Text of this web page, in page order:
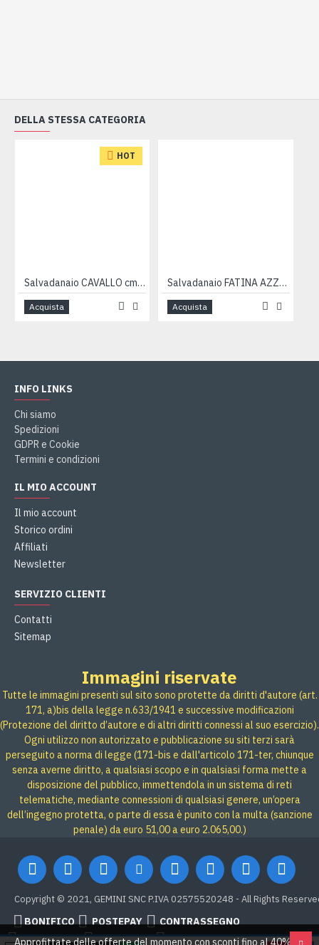
DELLA STESSA CATEGORIA
HOT
Salvadanaio CAVALLO cm 17
Acquista
Salvadanaio FATINA AZZURRA 13cm
Acquista
INFO LINKS
Chi siamo
Spedizioni
GDPR e Cookie
Termini e condizioni
IL MIO ACCOUNT
Il mio account
Storico ordini
Affiliati
Newsletter
SERVIZIO CLIENTI
Contatti
Sitemap
Immagini riservate
Tutte le immagini presenti sul sito sono protette da diritti d'autore (art.
171, a)bis della legge n.633/1941 e successive modificazioni
(Protezione del diritto d’autore e di altri diritti connessi al suo esercizio).
Ogni utilizzo non autorizzato e pubblicazione su siti terzi sarà
perseguito a norma di legge (171-bis e dall'articolo 171-ter, chiunque
senza averne diritto, a qualsiasi scopo e in qualsiasi forma mette a
disposizione del pubblico, immettendola in un sistema di reti
telematiche, mediante connessioni di qualsiasi genere, un’opera
dell’ingegno protetta, o parte di essa è punito con la multa (sanzione
penale) da euro 51,00 a euro 2.065,00.)
Copyright © 2021, GEMINI SNC P.IVA 02575520248 - All Rights
BONIFICO POSTEPAY
CONTRASSEGNO
Credit card
Google Pay PAYPAL
Approfittate delle offerte del momento con sconti fino al 40% su